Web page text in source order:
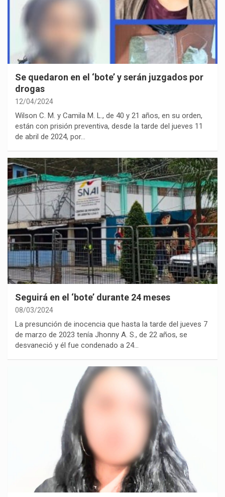
Se quedaron en el ‘bote’ y serán juzgados por
drogas
12/04/2024
Wilson C. M. y Camila M. L., de 40 y 21 años, en su orden,
están con prisión preventiva, desde la tarde del jueves 11
de abril de 2024, por…
Seguirá en el ‘bote’ durante 24 meses
08/03/2024
La presunción de inocencia que hasta la tarde del jueves 7
de marzo de 2023 tenía Jhonny A. S., de 22 años, se
desvaneció y él fue condenado a 24…